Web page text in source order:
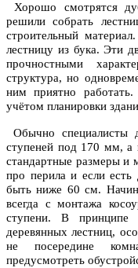
Хорошо смотрятся
решили собрать
строительный
лестницу из бука. Эти
прочностными
структура, но
ним приятно
учётом планировки
Обычно специалисты
ступеней под 170 мм,
стандартные размеры и
про перила и если
быть ниже 60 см.
всегда с монтажа
ступени. В принципе
деревянных лестниц,
не посередине
предусмотреть